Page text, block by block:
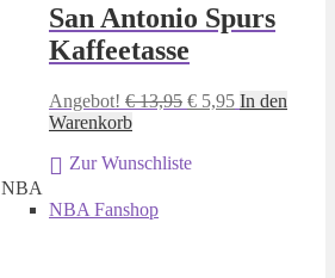
San Antonio Spurs
Kaffeetasse
Angebot! €13,95 Ursprünglicher
€ 13,95
€ 5,95Aktueller
In den
Warenkorb
Zur Wunschliste
NBA
NBA Fanshop